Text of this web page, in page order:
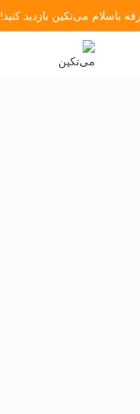
باسلام می‌تکین بازدید کنید!